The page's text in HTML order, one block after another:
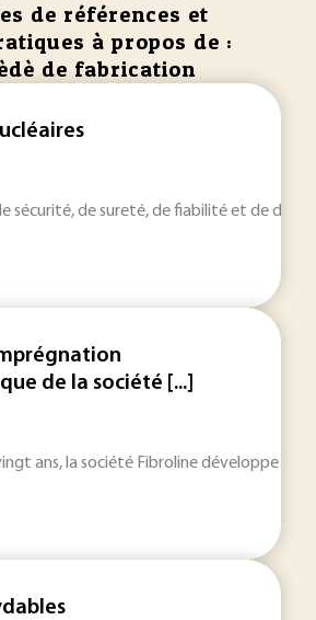
de références et
à propos de :
de fabrication
sécurité, de sureté, de fiabilité et de
de la société [...]
ans, la société Fibroline développe